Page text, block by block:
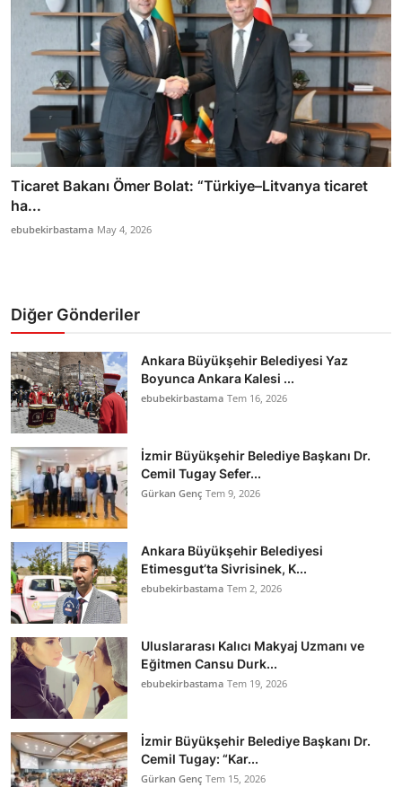
Ticaret Bakanı Ömer Bolat: “Türkiye–Litvanya ticaret
ha...
ebubekirbastama May 4, 2026
Diğer Gönderiler
Ankara Büyükşehir Belediyesi Yaz
Boyunca Ankara Kalesi ...
ebubekirbastama Tem 16, 2026
İzmir Büyükşehir Belediye Başkanı Dr.
Cemil Tugay Sefer...
Gürkan Genç Tem 9, 2026
Ankara Büyükşehir Belediyesi
Etimesgut’ta Sivrisinek, K...
ebubekirbastama Tem 2, 2026
Uluslararası Kalıcı Makyaj Uzmanı ve
Eğitmen Cansu Durk...
ebubekirbastama Tem 19, 2026
İzmir Büyükşehir Belediye Başkanı Dr.
Cemil Tugay: “Kar...
Gürkan Genç Tem 15, 2026